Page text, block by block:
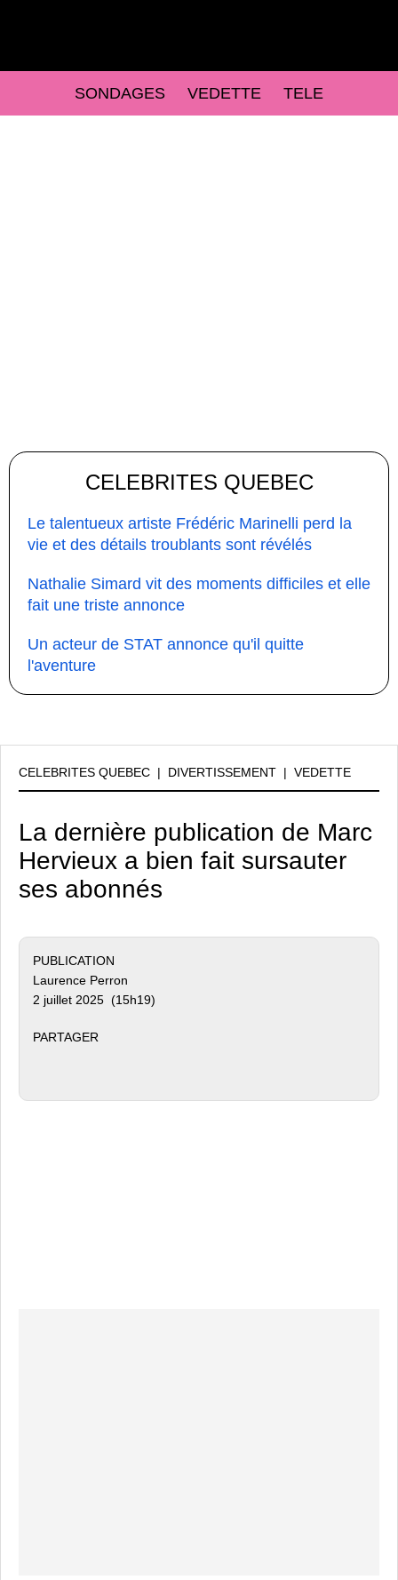
SONDAGES VEDETTE TELE
CELEBRITES QUEBEC
Le talentueux artiste Frédéric Marinelli perd la
vie et des détails troublants sont révélés
Nathalie Simard vit des moments difficiles et elle
fait une triste annonce
Un acteur de STAT annonce qu'il quitte
l'aventure
CELEBRITES QUEBEC | DIVERTISSEMENT | VEDETTE
La dernière publication de Marc
Hervieux a bien fait sursauter
ses abonnés
PUBLICATION
Laurence Perron
2 juillet 2025 (15h19)
PARTAGER